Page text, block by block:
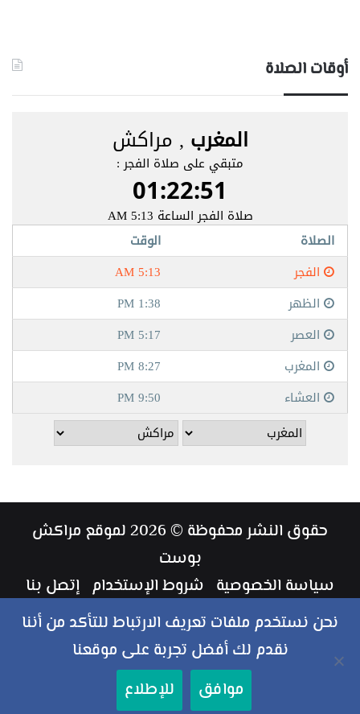
أوقات الصلاة
حقوق النشر محفوظة © 2026 لموقع مراكش
بوست
سياسة الخصوصية شروط الإستخدام إتصل بنا
طاقم العمل
ملخص
الموقع
فيسبوكتويتر يوتيوبانستقرام‏Google
نحن نستخدم ملفات تعريف الارتباط للتأكد من أننا
نقدم لك أفضل تجربة على موقعنا
موافق
للإطلاع